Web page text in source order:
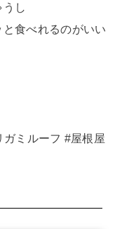
し
食べれるのがいい
ガミルーフ #屋根屋